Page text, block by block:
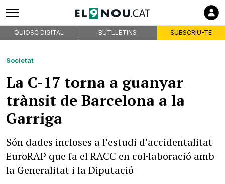
QUIOSC DIGITAL BUTLLETINS SUBSCRIU-TE
Societat
La C-17 torna a guanyar
trànsit de Barcelona a la
Garriga
Són dades incloses a l’estudi d’accidentalitat
EuroRAP que fa el RACC en col·laboració amb
la Generalitat i la Diputació